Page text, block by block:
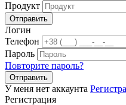
Продукт
Отправить
Логин
Телефон
Пароль
Повторите пароль?
Отправить
У меня нет аккаунта
Регистрация